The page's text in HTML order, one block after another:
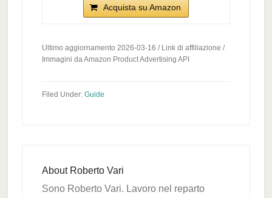
Acquista su Amazon
Ultimo aggiornamento 2026-03-16 / Link di affiliazione /
Immagini da Amazon Product Advertising API
Filed Under: Guide
About Roberto Vari
Sono Roberto Vari. Lavoro nel reparto